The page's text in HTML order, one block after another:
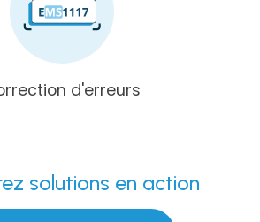
d'erreurs
solutions en action